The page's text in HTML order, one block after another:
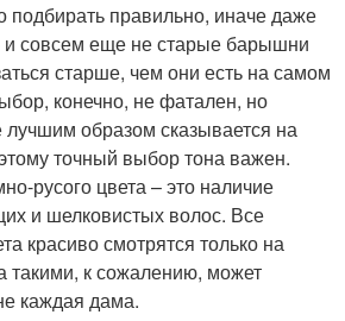
подбирать правильно, иначе даже
совсем еще не старые барышни
старше, чем они есть на самом
конечно, не фатален, но
образом сказывается на
точный выбор тона важен.
русого цвета – это наличие
и шелковистых волос. Все
красиво смотрятся только на
такими, к сожалению, может
каждая дама.